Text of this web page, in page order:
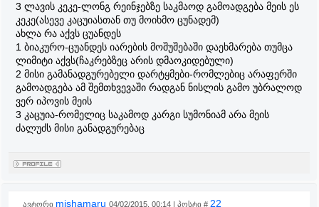
3 ლავის კეკე-ლონგ რეინჯებზე საკმაოდ გამოადგება მეის ეს
კეკე(ასევე კაცუიასთან თუ მოიხმო ცუნადემ)
ახლა რა აქვს ცუანდეს
1 ბიაკურო-ცუანდეს იარების მოშუშებაში დაეხმარება თუმცა
ლიმიტი აქვს(ჩაკრებზეც არის დმაოკიდებული)
2 მისი გამანადგურებელი დარტყმები-რომლებიც არაფერში
გამოადგება ამ შემთხვევაში რადგან ნისლის გამო უბრალოდ
ვერ იპოვის მეის
3 კაცუია-რომელიც საკამოდ კარგი სუმონიამ არა მეის
ძალუძს მისი განადგურებაც
ავტორი mishamaru 04/02/2015, 00:14 | პოსტი # 22